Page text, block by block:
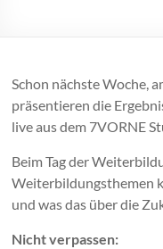
Schon nächste Woche,
präsentieren die
live aus dem 7VORNE
Beim Tag der
Weiterbildungsthemen
und was das über die
Nicht verpassen: